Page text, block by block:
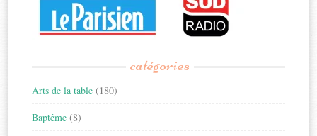
catégories
Arts de la table (180)
Baptême (8)